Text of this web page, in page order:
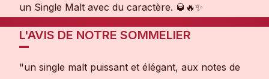
un Single Malt avec du caractère. 🥃🔥✨
L'AVIS DE NOTRE SOMMELIER
"un single malt puissant et élégant, aux notes de